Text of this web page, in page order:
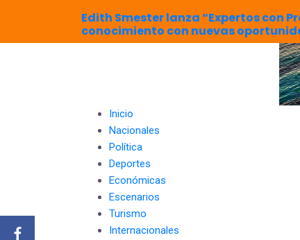
Edith Smester lanza “Expertos con
conocimiento con nuevas
Inicio
Nacionales
Política
Deportes
Económicas
Escenarios
Turismo
Internacionales